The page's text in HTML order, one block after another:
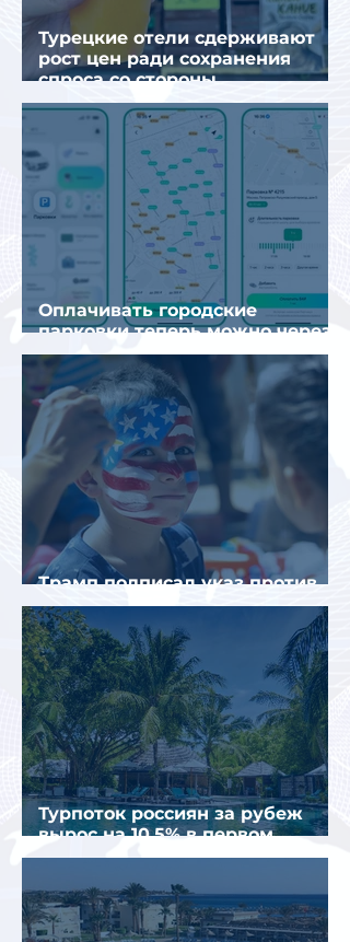
Турецкие отели сдерживают
рост цен ради сохранения
спроса со стороны
иностранных туристов
Оплачивать городские
парковки теперь можно через
Яндекс Go и «Заправки»
Трамп подписал указ против
«родильного туризма» в США
Турпоток россиян за рубеж
вырос на 10,5% в первом
полугодии 2026 года